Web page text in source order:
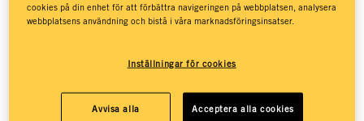
varumärkena på marknaden när det gäller lantbruksmaskiner.
De har genomgått en gedigen utbildning om smörjmedel och
har ett väldigt brett sortiment av Agrols produkter. De finns
cookies på din enhet för att förbättra navigeringen på webbplatsen, analysera
webbplatsens användning och bistå i våra marknadsföringsinsatser.
Inställningar för cookies
Avvisa alla Acceptera alla cookies